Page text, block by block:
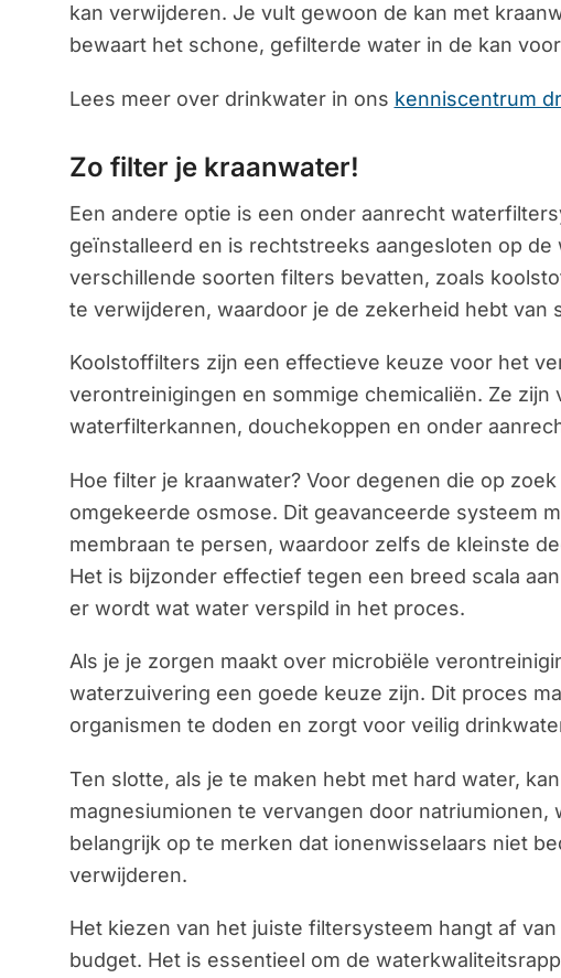
kan verwijderen. Je vult gewoon de kan met
bewaart het schone, gefilterde water in de kan
Lees meer over drinkwater in ons kenniscentrum
Zo filter je kraanwater!
Een andere optie is een onder aanrecht
geïnstalleerd en is rechtstreeks aangesloten op
verschillende soorten filters bevatten, zoals
te verwijderen, waardoor je de zekerheid hebt van
Koolstoffilters zijn een effectieve keuze voor het
verontreinigingen en sommige chemicaliën. Ze
waterfilterkannen, douchekoppen en onder
Hoe filter je kraanwater? Voor degenen die op
omgekeerde osmose. Dit geavanceerde systeem
membraan te persen, waardoor zelfs de kleinste
Het is bijzonder effectief tegen een breed scala
er wordt wat water verspild in het proces.
Als je je zorgen maakt over microbiële
waterzuivering een goede keuze zijn. Dit proces
organismen te doden en zorgt voor veilig
Ten slotte, als je te maken hebt met hard water,
magnesiumionen te vervangen door
belangrijk op te merken dat ionenwisselaars niet
verwijderen.
Het kiezen van het juiste filtersysteem hangt af
budget. Het is essentieel om de